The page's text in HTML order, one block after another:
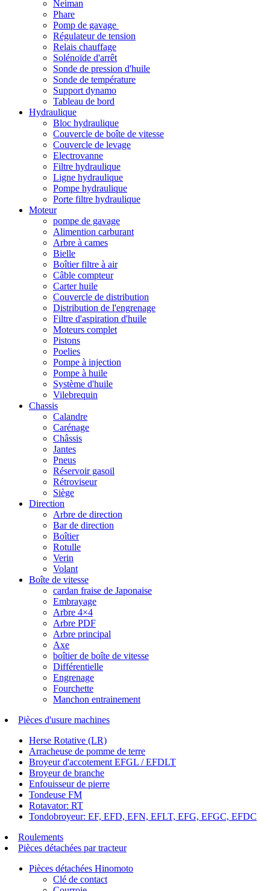
Neiman
Phare
Pomp de gavage
Régulateur de tension
Relais chauffage
Solénoïde d'arrêt
Sonde de pression d'huile
Sonde de température
Support dynamo
Tableau de bord
Hydraulique
Bloc hydraulique
Couvercle de boîte de vitesse
Couvercle de levage
Electrovanne
Filtre hydraulique
Ligne hydraulique
Pompe hydraulique
Porte filtre hydraulique
Moteur
pompe de gavage
Alimention carburant
Arbre à cames
Bielle
Boîtier filtre à air
Câble compteur
Carter huile
Couvercle de distribution
Distribution de l'engrenage
Filtre d'aspiration d'huile
Moteurs complet
Pistons
Poelies
Pompe à injection
Pompe à huile
Système d'huile
Vilebrequin
Chassis
Calandre
Carénage
Châssis
Jantes
Pneus
Réservoir gasoil
Rétroviseur
Siège
Direction
Arbre de direction
Bar de direction
Boîtier
Rotulle
Verin
Volant
Boîte de vitesse
cardan fraise de Japonaise
Embrayage
Arbre 4×4
Arbre PDF
Arbre principal
Axe
boîtier de boîte de vitesse
Différentielle
Engrenage
Fourchette
Manchon entrainement
Pièces d'usure machines
Herse Rotative (LR)
Arracheuse de pomme de terre
Broyeur d'accotement EFGL / EFDLT
Broyeur de branche
Enfouisseur de pierre
Tondeuse FM
Rotavator: RT
Tondobroyeur: EF, EFD, EFN, EFLT, EFG, EFGC, EFDC
Roulements
Pièces détachées par tracteur
Pièces détachées Hinomoto
Clé de contact